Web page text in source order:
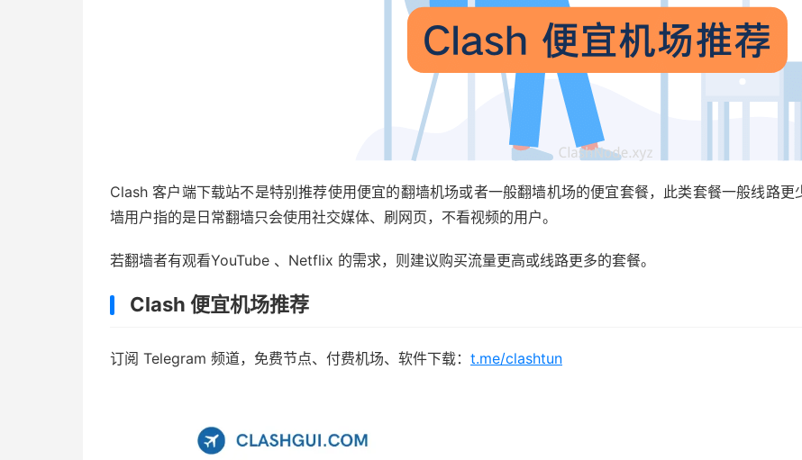
Clash 客户端下载站不是特别推荐使用便宜的翻墙机场或者一般翻墙机场的便宜套餐，此类套餐一般线路
墙用户指的是日常翻墙只会使用社交媒体、刷网页，不看视频的用户。
若翻墙者有观看YouTube 、Netflix 的需求，则建议购买流量更高或线路更多的套餐。
Clash 便宜机场推荐
订阅 Telegram 频道，免费节点、付费机场、软件下载： t.me/clashtun